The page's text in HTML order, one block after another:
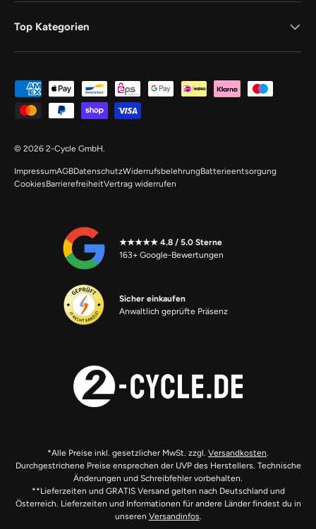
Top Kategorien
Zahlungsmethoden
© 2026 2-Cycle GmbH.
ImpressumAGBDatenschutzWiderrufsbelehrungBatterieentsorgung
CookiesBarrierefreiheitVertrag widerrufen
★★★★★ 4.8 / 5.0 Sterne
163+ Google-Bewertungen
Sicher einkaufen
Anwaltlich geprüfte Präsenz
*Alle Preise inkl. gesetzlicher MwSt. zzgl. Versandkosten.
Durchgestrichene Preise ensprechen der UVP des Herstellers. Technische
Änderungen und Schreibfehler vorbehalten.
**Lieferzeiten und GRATIS Versand gelten nach Deutschland und
Österreich. Lieferzeiten und Informationen für andere Länder findest du in
unseren Versandinfos.